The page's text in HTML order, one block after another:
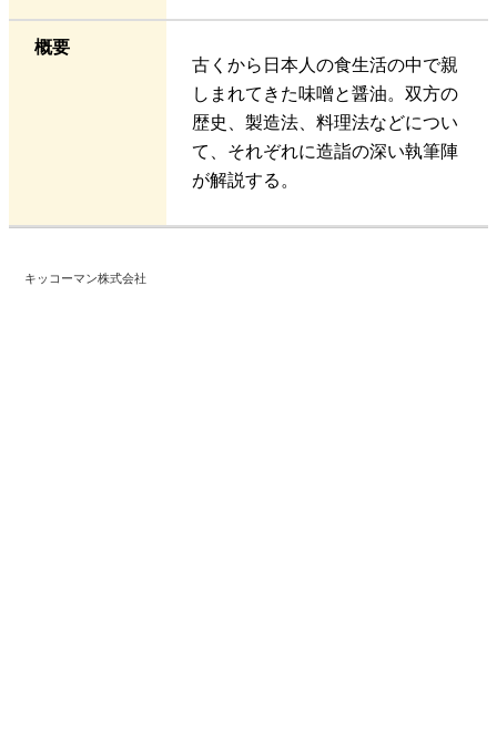
概要
古くから日本人の食生活の中で親
しまれてきた味噌と醤油。双方の
歴史、製造法、料理法などについ
て、それぞれに造詣の深い執筆陣
が解説する。
キッコーマン株式会社